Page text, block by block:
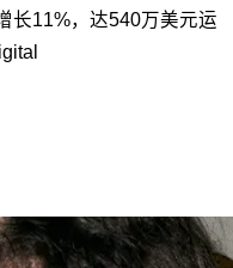
长11%，达540万美元运